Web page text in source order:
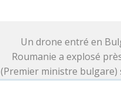
Un drone entré en
Roumanie a explosé
(Premier ministre